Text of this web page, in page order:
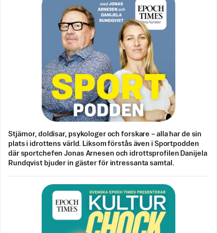
Stjärnor, doldisar, psykologer och forskare – alla har de sin
plats i idrottens värld. Liksom förstås även i Sportpodden
där sportchefen Jonas Arnesen och idrottsprofilen Danijela
Rundqvist bjuder in gäster för intressanta samtal.